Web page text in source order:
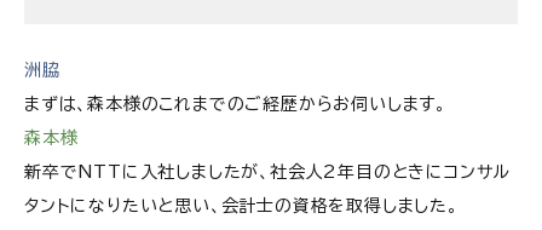
株式会社ディーバの求人情報
洲脇
まずは、森本様のこれまでのご経歴からお伺いします。
森本様
新卒でNTTに入社しましたが、社会人2年目のときにコンサル
タントになりたいと思い、会計士の資格を取得しました。